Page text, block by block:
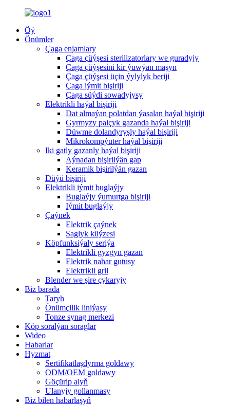
Öý
Önümler
Çaga enjamlary
Çaga çüýşesi sterilizatorlary we guradyjy
Çaga çüýşesini kir ýuwýan maşyn
Çaga çüýşesi üçin ýylylyk beriji
Çaga iýmit bişiriji
Çaga süýdi sowadyjysy
Elektrikli haýal bişiriji
Dat almaýan polatdan ýasalan haýal bişiriji
Gyrmyzy palçyk gazanda haýal bişiriji
Düwme dolandyryşly haýal bişiriji
Mikrokompýuter haýal bişiriji
Iki gatly gazanly haýal bişiriji
Aýnadan bişirilýän gap
Keramik bişirilýän gazan
Düýü bişiriji
Elektrikli iýmit buglaýjy
Buglaýjy ýumurtga bişiriji
Iýmit buglaýjy
Çaýnek
Elektrik çaýnek
Saglyk küýzesi
Köpfunksiýaly seriýa
Elektrikli gyzgyn gazan
Elektrik nahar gutusy
Elektrikli gril
Blender we şire çykaryjy
Biz barada
Taryh
Önümçilik liniýasy
Tonze synag merkezi
Köp soralýan soraglar
Wideo
Habarlar
Hyzmat
Sertifikatlaşdyrma goldawy
ODM/OEM goldawy
Göçürip alyň
Ulanyjy gollanmasy
Biz bilen habarlaşyň